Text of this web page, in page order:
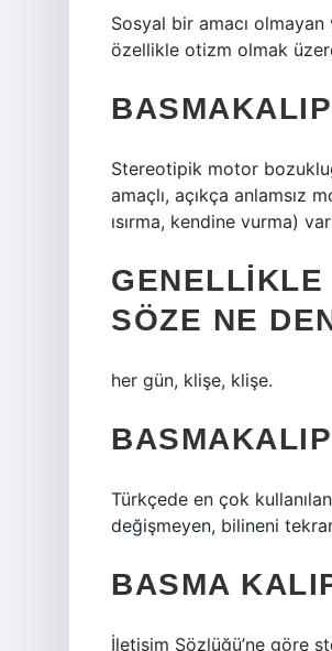
Sosyal bir amacı
özellikle otizm olmak
Stereotipik motor
amaçlı, açıkça anlamsız
ısırma, kendine vurma)
SÖZE NE
her gün, klişe, klişe.
Türkçede en çok
değişmeyen, bilineni
BASMA
İletişim Sözlüğü’ne göre